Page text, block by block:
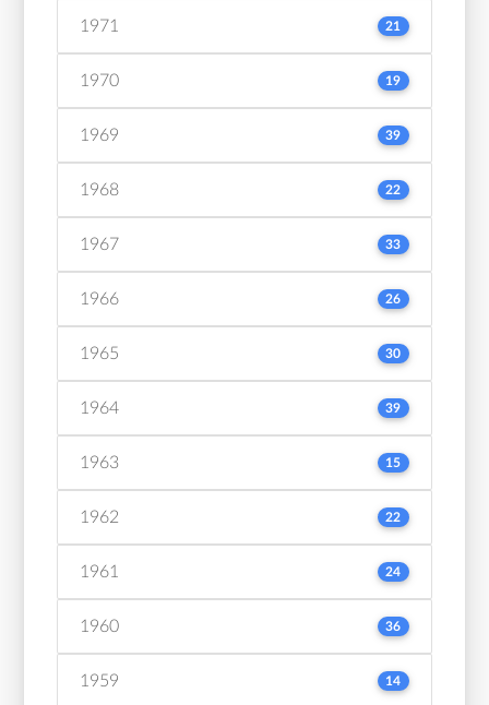
1971 21
1970 19
1969 39
1968 22
1967 33
1966 26
1965 30
1964 39
1963 15
1962 22
1961 24
1960 36
1959 14